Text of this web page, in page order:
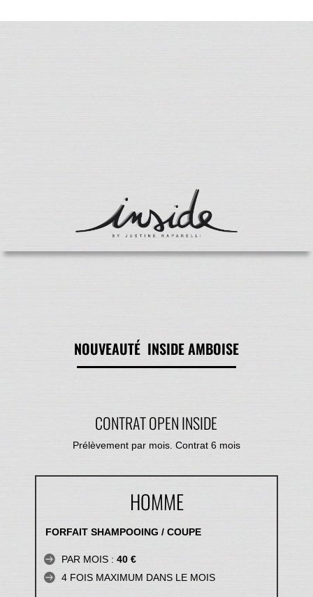
NOUVEAUTÉ INSIDE AMBOISE
CONTRAT OPEN INSIDE
Prélèvement par mois. Contrat 6 mois
HOMME
FORFAIT SHAMPOOING / COUPE
PAR MOIS : 40 €
4 FOIS MAXIMUM DANS LE MOIS